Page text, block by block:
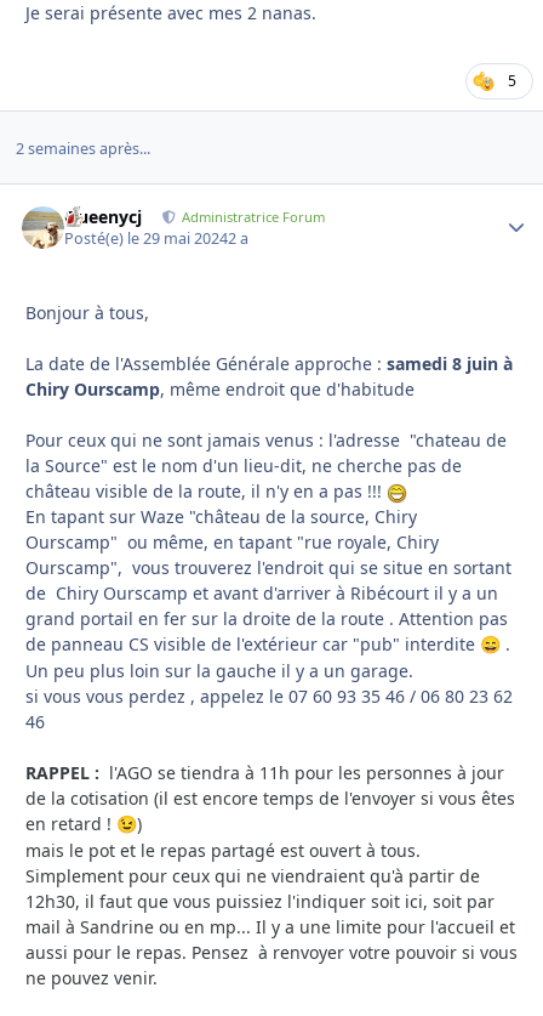
Je serai présente avec mes 2 nanas.
5
2 semaines après...
Queenycj Administratrice Forum
Posté(e) le 29 mai 20242 a
Bonjour à tous,
La date de l'Assemblée Générale approche : samedi 8 juin à
Chiry Ourscamp, même endroit que d'habitude
Pour ceux qui ne sont jamais venus : l'adresse "chateau de
la Source" est le nom d'un lieu-dit, ne cherche pas de
château visible de la route, il n'y en a pas !!!
En tapant sur Waze "château de la source, Chiry
Ourscamp" ou même, en tapant "rue royale, Chiry
Ourscamp", vous trouverez l'endroit qui se situe en sortant
de Chiry Ourscamp et avant d'arriver à Ribécourt il y a un
grand portail en fer sur la droite de la route . Attention pas
de panneau CS visible de l'extérieur car "pub" interdite 😄 .
Un peu plus loin sur la gauche il y a un garage.
si vous vous perdez , appelez le 07 60 93 35 46 / 06 80 23 62
46
RAPPEL : l'AGO se tiendra à 11h pour les personnes à jour
de la cotisation (il est encore temps de l'envoyer si vous êtes
en retard ! 😉)
mais le pot et le repas partagé est ouvert à tous.
Simplement pour ceux qui ne viendraient qu'à partir de
12h30, il faut que vous puissiez l'indiquer soit ici, soit par
mail à Sandrine ou en mp... Il y a une limite pour l'accueil et
aussi pour le repas. Pensez à renvoyer votre pouvoir si vous
ne pouvez venir.